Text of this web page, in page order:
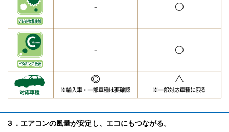
３．エアコンの風量が安定し、エコにもつながる。